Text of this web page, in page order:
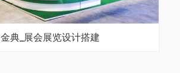
金典_展会展览设计搭建